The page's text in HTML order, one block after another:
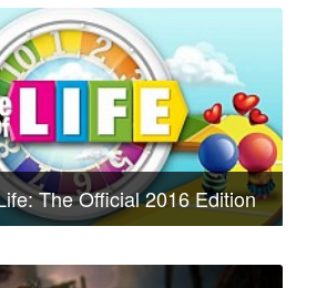
The Official 2016 Edition